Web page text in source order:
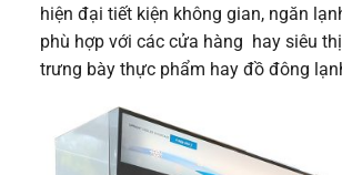
hiện đại tiết kiện không gian, ngăn
phù hợp với các cửa hàng hay siêu
trưng bày thực phẩm hay đồ đông